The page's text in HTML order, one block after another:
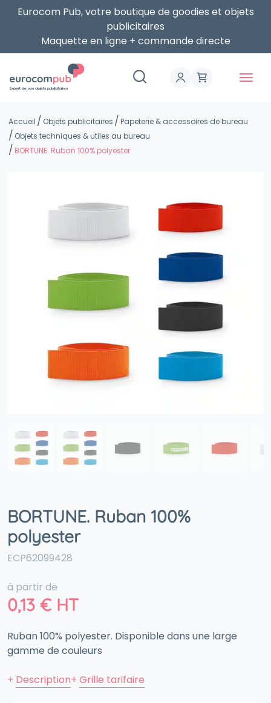
Eurocom Pub, votre boutique de goodies et objets
publicitaires
Maquette en ligne + commande directe
Expert de vos objets publicitaires
Accueil Objets publicitaires
Papeterie & accessoires de bureau
Objets techniques & utiles au bureau
BORTUNE. Ruban 100% polyester
BORTUNE. Ruban 100%
polyester
ECP62099428
à partir de
0,13 € HT
Ruban 100% polyester. Disponible dans une large
gamme de couleurs
+ Description+ Grille tarifaire